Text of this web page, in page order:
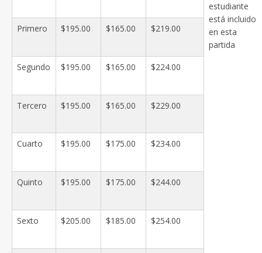
estudiante
está incluido
en esta
partida
Primero $195.00 $165.00 $219.00
Segundo $195.00 $165.00 $224.00
Tercero $195.00 $165.00 $229.00
Cuarto $195.00 $175.00 $234.00
Quinto $195.00 $175.00 $244.00
Sexto $205.00 $185.00 $254.00